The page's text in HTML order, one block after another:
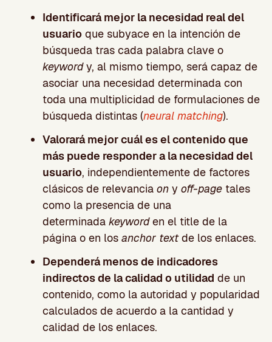
Identificará mejor la necesidad real del
usuario que subyace en la intención de
búsqueda tras cada palabra clave o
keywordy, al mismo tiempo, será capaz de
asociar una necesidad determinada con
toda una multiplicidad de formulaciones de
búsqueda distintas (neural matching).
Valorará mejor cuál es el contenido que
más puede responder a la necesidad del
usuario, independientemente de factores
clásicos de relevancia on y off-page tales
como la presencia de una
determinada keyworden el title de la
página o en los anchor textde los enlaces.
Dependerá menos de indicadores
indirectos de la calidad o utilidad de un
contenido, como la autoridad y popularidad
calculados de acuerdo a la cantidad y
calidad de los enlaces.